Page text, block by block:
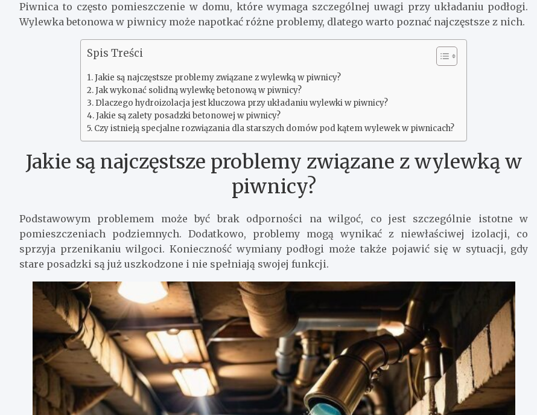
Piwnica to często pomieszczenie w domu, które wymaga szczególnej uwagi przy układaniu podłogi.
Wylewka betonowa w piwnicy może napotkać różne problemy, dlatego warto poznać najczęstsze z nich.
Spis Treści
Jakie są najczęstsze problemy związane z wylewką w piwnicy?
Jak wykonać solidną wylewkę betonową w piwnicy?
Dlaczego hydroizolacja jest kluczowa przy układaniu wylewki w piwnicy?
Jakie są zalety posadzki betonowej w piwnicy?
Czy istnieją specjalne rozwiązania dla starszych domów pod kątem wylewek w piwnicach?
Jakie są najczęstsze problemy związane z wylewką w
piwnicy?
Podstawowym problemem może być brak odporności na wilgoć, co jest szczególnie istotne w
pomieszczeniach podziemnych. Dodatkowo, problemy mogą wynikać z niewłaściwej izolacji, co
sprzyja przenikaniu wilgoci. Konieczność wymiany podłogi może także pojawić się w sytuacji, gdy
stare posadzki są już uszkodzone i nie spełniają swojej funkcji.